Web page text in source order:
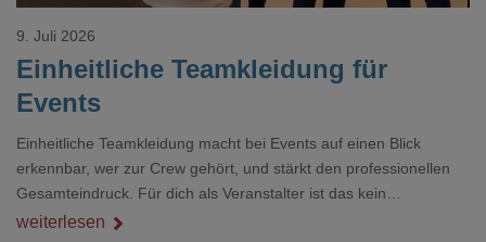
Einheitliche Teamkleidung für
Events
9. Juli 2026
Einheitliche Teamkleidung macht bei Events auf einen Blick
erkennbar, wer zur Crew gehört, und stärkt den professionellen
Gesamteindruck. Für dich als Veranstalter ist das kein
Nebenthema: Bei Textilien mit Stickerei oder mehreren
weiterlesen